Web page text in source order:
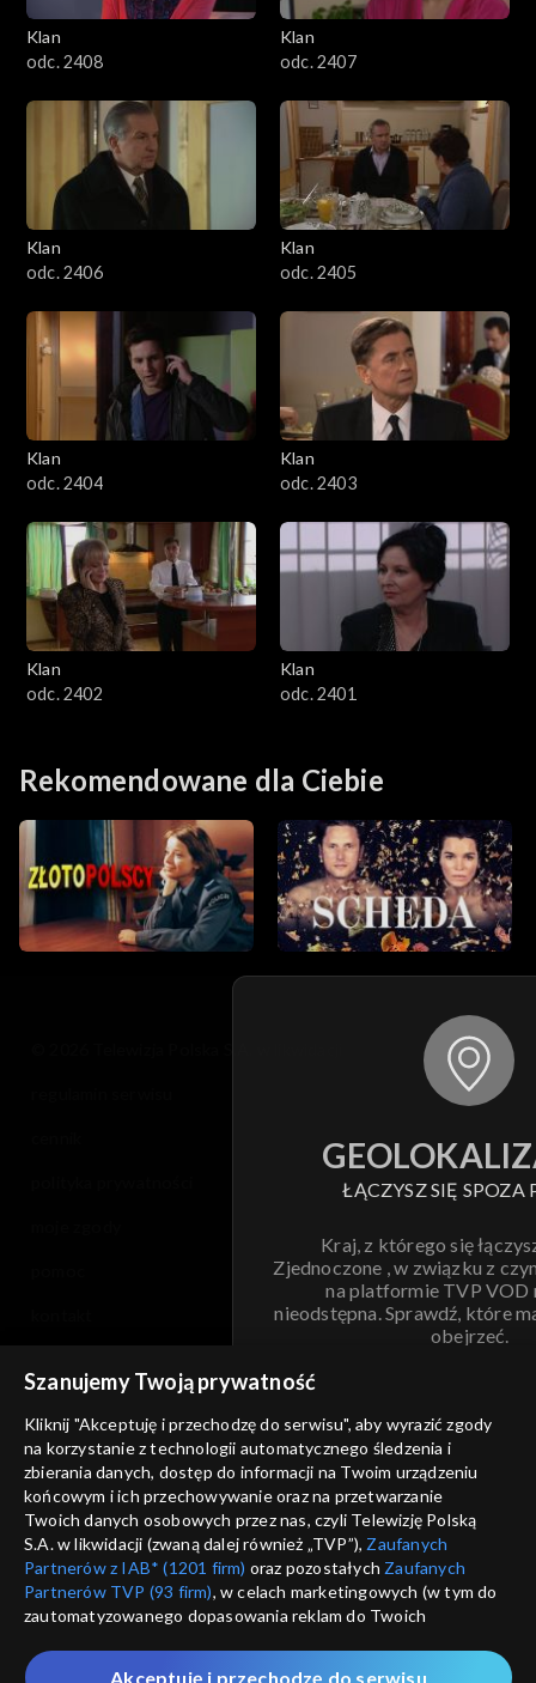
Klan
odc. 2408
Klan
odc. 2407
Klan
odc. 2406
Klan
odc. 2405
Klan
odc. 2404
Klan
odc. 2403
Klan
odc. 2402
Klan
odc. 2401
Rekomendowane dla Ciebie
ŁĄCZYSZ SIĘ SPOZA
Kraj, z którego się
Zjednoczone , w związku z
na platformie TVP VOD
nieodstępna. Sprawdź, które
obejrzeć.
ANULUJ
informacje o dostawcy usług
Szanujemy Twoją prywatność
Kliknij "Akceptuję i przechodzę do serwisu", aby wyrazić zgody
na korzystanie z technologii automatycznego śledzenia i
zbierania danych, dostęp do informacji na Twoim urządzeniu
końcowym i ich przechowywanie oraz na przetwarzanie
Twoich danych osobowych przez nas, czyli Telewizję Polską
S.A. w likwidacji (zwaną dalej również „TVP”), Zaufanych
Partnerów z IAB* (1201 firm) oraz pozostałych Zaufanych
Partnerów TVP (93 firm), w celach marketingowych (w tym do
zautomatyzowanego dopasowania reklam do Twoich
które wskazujemy poniżej, a także zgody na udostępnianie
Akceptuję i przechodzę do serwisu